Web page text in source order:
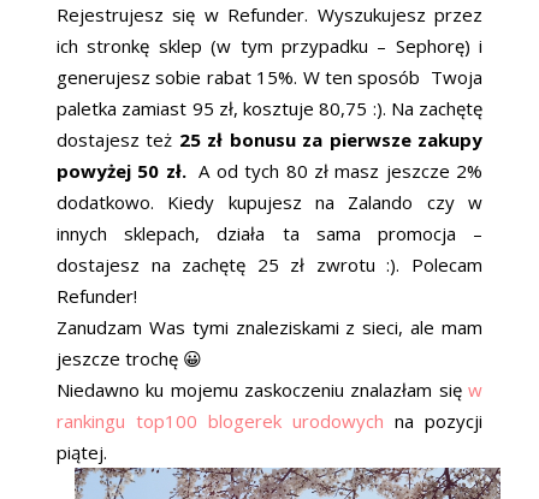
Rejestrujesz się w Refunder. Wyszukujesz przez
ich stronkę sklep (w tym przypadku – Sephorę) i
generujesz sobie rabat 15%. W ten sposób Twoja
paletka zamiast 95 zł, kosztuje 80,75 :). Na zachętę
dostajesz też 25 zł bonusu za pierwsze zakupy
powyżej 50 zł.A od tych 80 zł masz jeszcze 2%
dodatkowo. Kiedy kupujesz na Zalando czy w
innych sklepach, działa ta sama promocja –
dostajesz na zachętę 25 zł zwrotu :). Polecam
Refunder!
Zanudzam Was tymi znaleziskami z sieci, ale mam
jeszcze trochę 😀
Niedawno ku mojemu zaskoczeniu znalazłam się w
rankingu top100 blogerek urodowych na pozycji
piątej.